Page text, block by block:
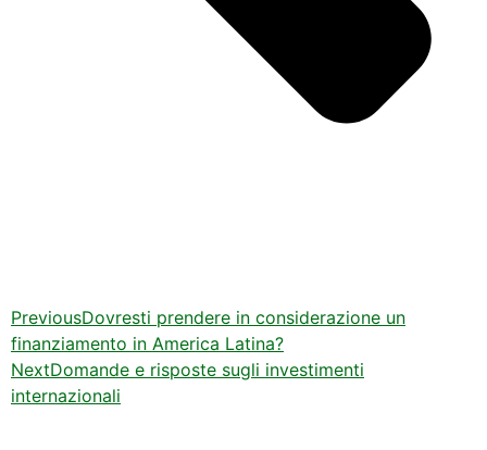
PreviousDovresti prendere in considerazione un
finanziamento in America Latina?
NextDomande e risposte sugli investimenti
internazionali